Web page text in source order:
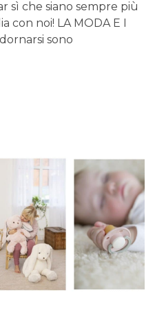
sì che siano sempre più
con noi! LA MODA E I
sono